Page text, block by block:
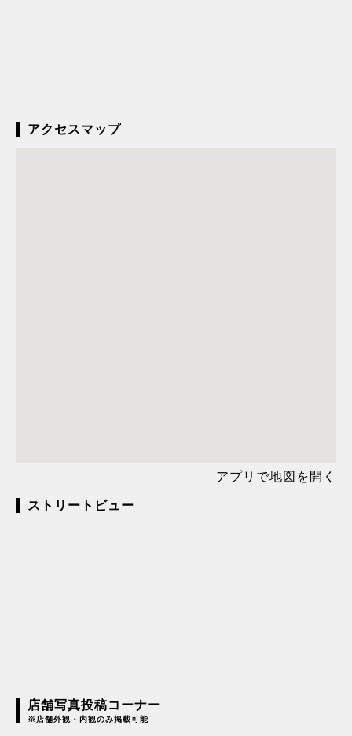
アクセスマップ
アプリで地図を開く
ストリートビュー
店舗写真投稿コーナー
※店舗外観・内観のみ掲載可能